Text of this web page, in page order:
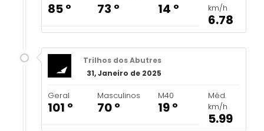
85 º 73 º 14 º
km/h
6.78
Trilhos dos Abutres
31, Janeiro de 2025
Geral
101 º
Masculinos
70 º
M40
19 º
Méd.
km/h
5.99